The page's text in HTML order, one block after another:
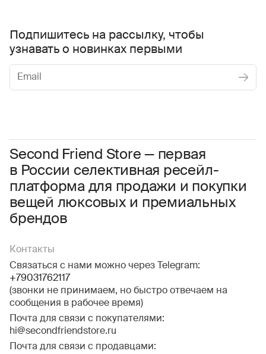
Second Friend Store — первая
в России селективная ресейл-
платформа для продажи и покупки
вещей люксовых и премиальных
брендов
Контакты
Связаться с нами можно через Telegram:
+79031762117
(звонки не принимаем, но быстро отвечаем на
сообщения в рабочее время)
Почта для связи с покупателями:
hi@secondfriendstore.ru
Почта для связи с продавцами:
Подпишитесь на рассылку, чтобы
узнавать о новинках первыми
Соглашаюсь с условиями Пользовательского соглашения
Даю согласие на получение рекламной информации.